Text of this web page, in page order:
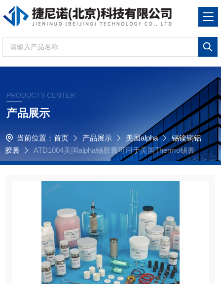
PRODUCTS CENTER
产品展示
当前位置： 首页 产品展示 美国alpha
锡镍铜铝
胶囊
ATD1004美国alpha锡胶囊可用于美国Thermo锡囊